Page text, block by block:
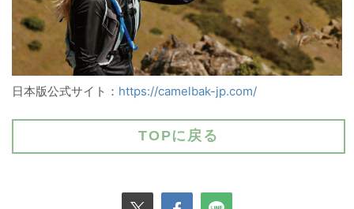
日本版公式サイト： https://camelbak-jp.com/
TOPに戻る